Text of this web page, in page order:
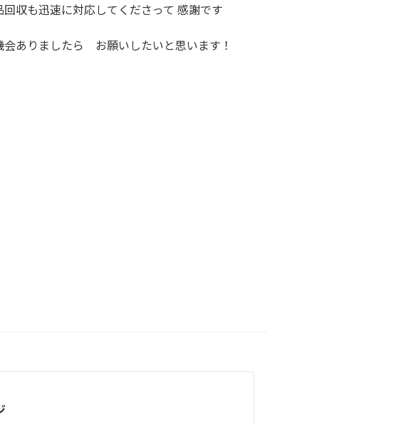
回収も迅速に対応してくださって 感謝です
会ありましたら お願いしたいと思います！